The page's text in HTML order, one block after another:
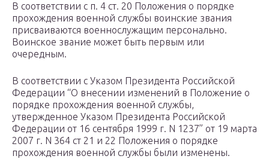
В соответствии с п. 4 ст. 20 Положения о порядке
прохождения военной службы воинские звания
присваиваются военнослужащим персонально.
Воинское звание может быть первым или
очередным.
В соответствии с Указом Президента Российской
Федерации “О внесении изменений в Положение о
порядке прохождения военной службы,
утвержденное Указом Президента Российской
Федерации от 16 сентября 1999 г. N 1237” от 19 марта
2007 г. N 364 ст 21 и 22 Положения о порядке
прохождения военной службы были изменены.